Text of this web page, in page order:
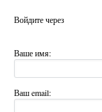
Войдите через
Ваше имя:
Ваш email: